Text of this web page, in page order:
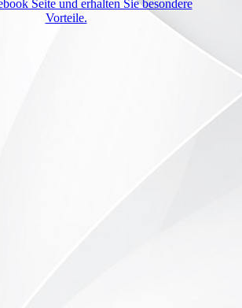
Seite und erhalten Sie besondere
Vorteile.